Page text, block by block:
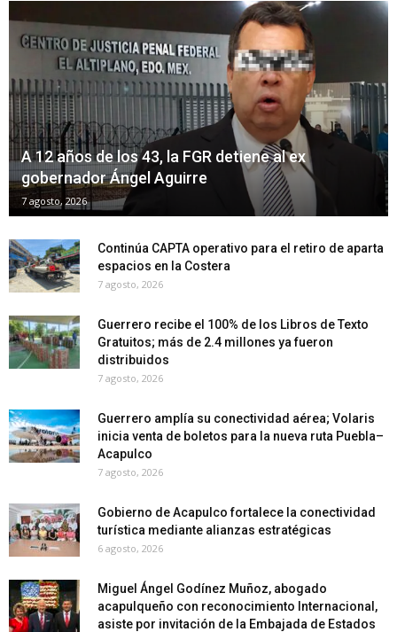
A 12 años de los 43, la FGR detiene al ex
gobernador Ángel Aguirre
7 agosto, 2026
Continúa CAPTA operativo para el retiro de aparta
espacios en la Costera
7 agosto, 2026
Guerrero recibe el 100% de los Libros de Texto
Gratuitos; más de 2.4 millones ya fueron
distribuidos
7 agosto, 2026
Guerrero amplía su conectividad aérea; Volaris
inicia venta de boletos para la nueva ruta Puebla–
Acapulco
7 agosto, 2026
Gobierno de Acapulco fortalece la conectividad
turística mediante alianzas estratégicas
6 agosto, 2026
Miguel Ángel Godínez Muñoz, abogado
acapulqueño con reconocimiento Internacional,
asiste por invitación de la Embajada de Estados